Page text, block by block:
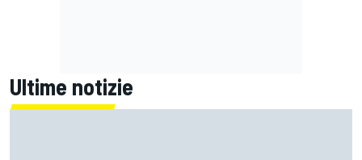
Ultime notizie